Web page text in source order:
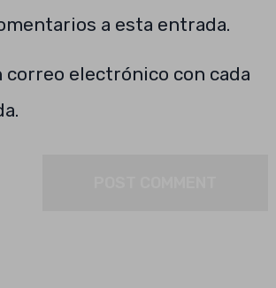
a esta entrada.
correo electrónico con cada